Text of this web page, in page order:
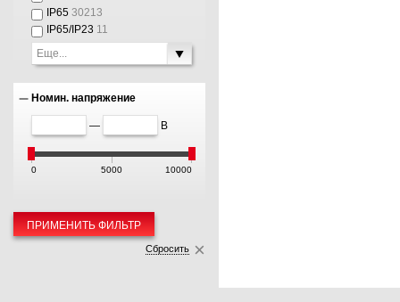
IP65 30213
IP65/IP23 11
Еще...
Номин. напряжение
— В
0 5000 10000
ПРИМЕНИТЬ ФИЛЬТР
Сбросить